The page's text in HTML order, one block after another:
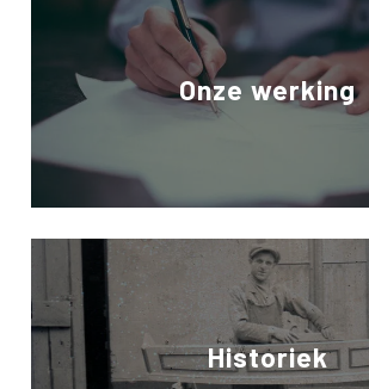
Onze werking
Historiek